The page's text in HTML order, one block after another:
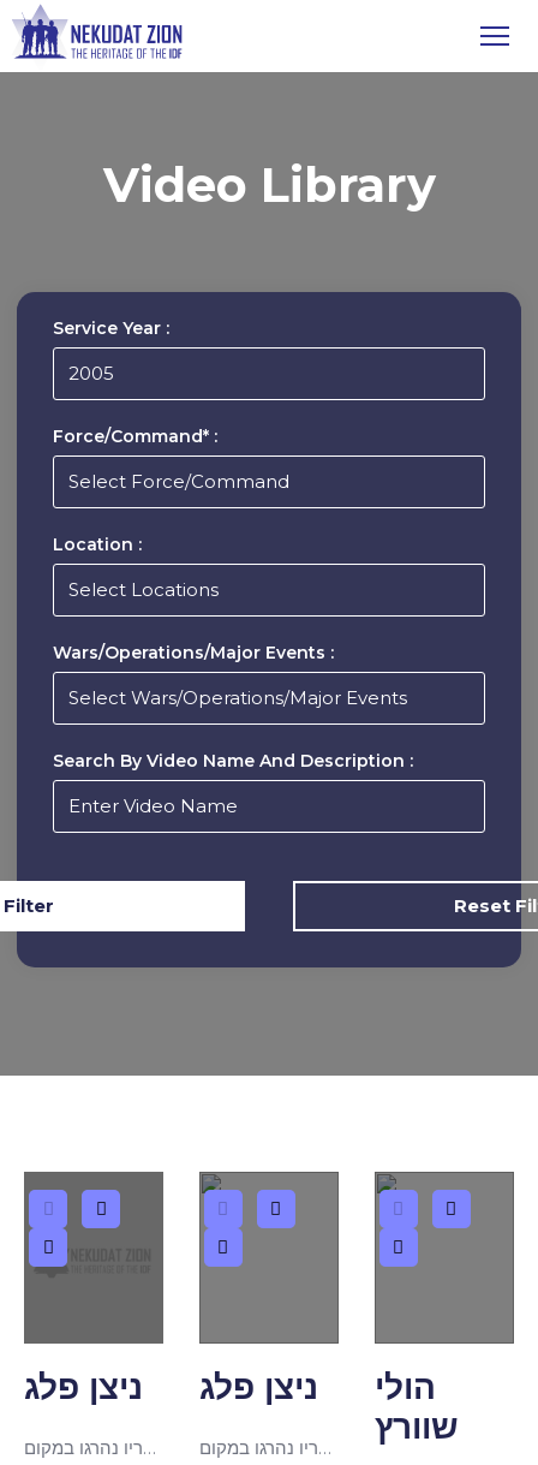
Video Library
Service Year :
Force/Command* :
Location :
Wars/Operations/Major Events :
Search By Video Name And Description :
Reset
ניצן פלג
שירת כקצין הנדסה. נפצע בסמוך למערכת המכפלה כאשר חבריו נהרגו במקום
ניצן פלג
שירת כקצין הנדסה. נפצע בסמוך למערכת המכפלה כאשר חבריו נהרגו במקום
הולי
שוורץ